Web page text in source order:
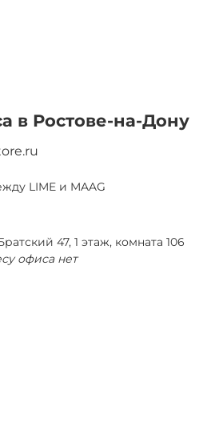
Наши адреса в Ростове-на-Дону
LIME и MAAG
47, 1 этаж, комната 106
офиса нет